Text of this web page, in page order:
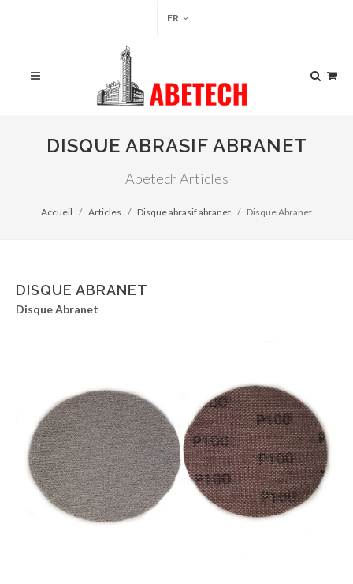
FR
DISQUE ABRASIF ABRANET
Abetech Articles
Accueil Articles Disque abrasif abranet Disque Abranet
DISQUE ABRANET
Disque Abranet